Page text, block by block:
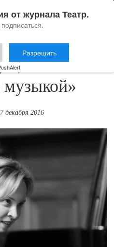
«Текст
декабря 2016
от журнала Театр.
Разрешить